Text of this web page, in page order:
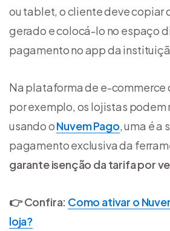
ou tablet, o cliente deve copiar
gerado e colocá-lo no espaço
pagamento no app da
Na plataforma de e-commerce
por exemplo, os lojistas podem
usando oNuvem Pago, uma é a
pagamento exclusiva da
garante isenção da tarifa por
👉 Confira: Como ativar o
loja?